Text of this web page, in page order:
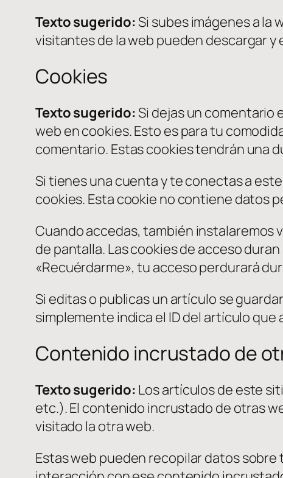
Texto sugerido:Si subes imágenes a la
visitantes de la web pueden descargar
Cookies
Texto sugerido:Si dejas un
web en cookies. Esto es para tu
comentario. Estas cookies tendrán una
Si tienes una cuenta y te conectas a
cookies. Esta cookie no contiene datos
Cuando accedas, también instalaremos
de pantalla. Las cookies de acceso
«Recuérdarme», tu acceso perdurará
Si editas o publicas un artículo se
simplemente indica el ID del artículo que
Contenido incrustado de
Texto sugerido: Los artículos de este
etc.). El contenido incrustado de otras
visitado la otra web.
Estas web pueden recopilar datos